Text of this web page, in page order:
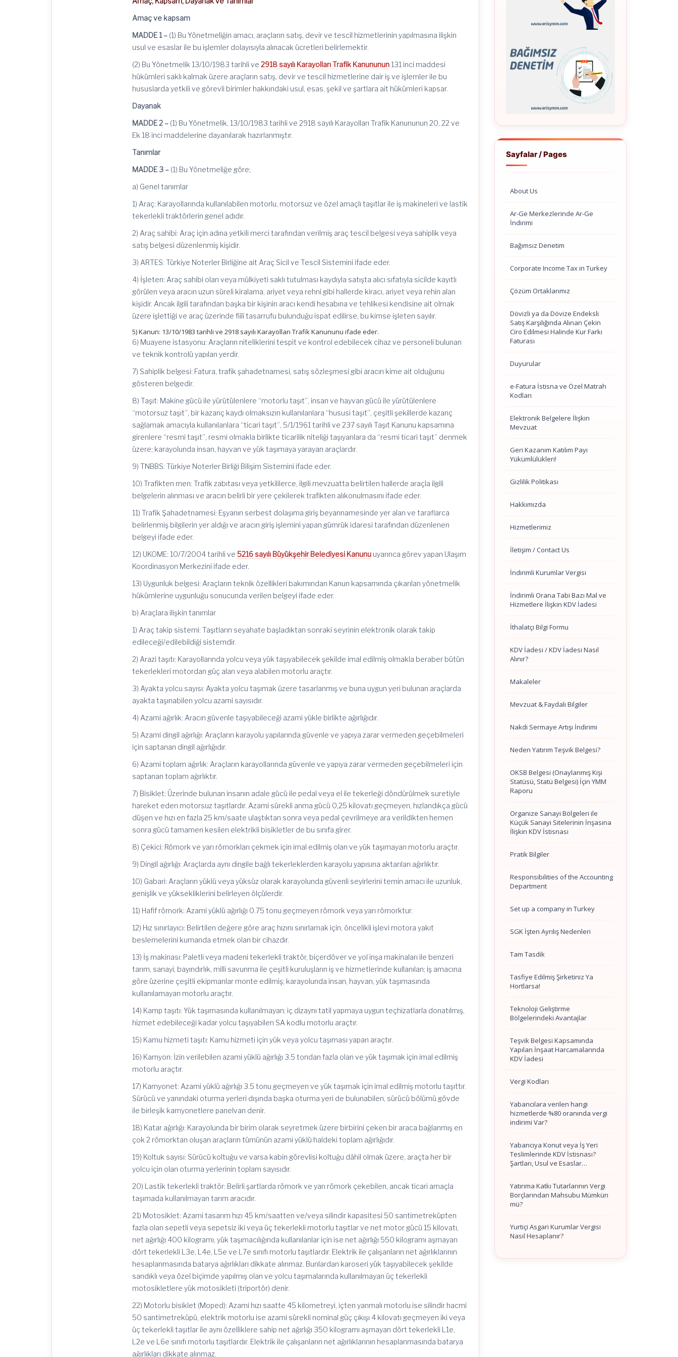
Amaç ve kapsam
MADDE 1 – (1) Bu Yönetmeliğin amacı, araçların satış, devir ve tescil hizmetlerinin yapılmasına ilişkin
usul ve esaslar ile bu işlemler dolayısıyla alınacak ücretleri belirlemektir.
(2) Bu Yönetmelik 13/10/1983 tarihli ve2918 sayılı Karayolları Trafik Kanununun 131 inci maddesi
hükümleri saklı kalmak üzere araçların satış, devir ve tescil hizmetlerine dair iş ve işlemler ile bu
hususlarda yetkili ve görevli birimler hakkındaki usul, esas, şekil ve şartlara ait hükümleri kapsar.
Dayanak
MADDE 2 – (1) Bu Yönetmelik, 13/10/1983 tarihli ve 2918 sayılı Karayolları Trafik Kanununun 20, 22 ve
Ek 18 inci maddelerine dayanılarak hazırlanmıştır.
Tanımlar
MADDE 3 – (1) Bu Yönetmeliğe göre;
a) Genel tanımlar
1) Araç: Karayollarında kullanılabilen motorlu, motorsuz ve özel amaçlı taşıtlar ile iş makineleri ve lastik
tekerlekli traktörlerin genel adıdır.
2) Araç sahibi: Araç için adına yetkili merci tarafından verilmiş araç tescil belgesi veya sahiplik veya
satış belgesi düzenlenmiş kişidir.
3) ARTES: Türkiye Noterler Birliğine ait Araç Sicil ve Tescil Sistemini ifade eder.
4) İşleten: Araç sahibi olan veya mülkiyeti saklı tutulması kaydıyla satışta alıcı sıfatıyla sicilde kayıtlı
görülen veya aracın uzun süreli kiralama, ariyet veya rehni gibi hallerde kiracı, ariyet veya rehin alan
kişidir. Ancak ilgili tarafından başka bir kişinin aracı kendi hesabına ve tehlikesi kendisine ait olmak
üzere işlettiği ve araç üzerinde fiilî tasarrufu bulunduğu ispat edilirse, bu kimse işleten sayılır.
5) Kanun: 13/10/1983 tarihli ve 2918 sayılı Karayolları Trafik Kanununu ifade eder.
6) Muayene istasyonu: Araçların niteliklerini tespit ve kontrol edebilecek cihaz ve personeli bulunan
ve teknik kontrolü yapılan yerdir.
7) Sahiplik belgesi: Fatura, trafik şahadetnamesi, satış sözleşmesi gibi aracın kime ait olduğunu
gösteren belgedir.
8) Taşıt: Makine gücü ile yürütülenlere “motorlu taşıt”, insan ve hayvan gücü ile yürütülenlere
“motorsuz taşıt”, bir kazanç kaydı olmaksızın kullanılanlara “hususi taşıt”, çeşitli şekillerde kazanç
sağlamak amacıyla kullanılanlara “ticari taşıt”, 5/1/1961 tarihli ve 237 sayılı Taşıt Kanunu kapsamına
girenlere “resmi taşıt”, resmi olmakla birlikte ticarilik niteliği taşıyanlara da “resmi ticari taşıt” denmek
üzere; karayolunda insan, hayvan ve yük taşımaya yarayan araçlardır.
9) TNBBS: Türkiye Noterler Birliği Bilişim Sistemini ifade eder.
10) Trafikten men: Trafik zabıtası veya yetkililerce, ilgili mevzuatta belirtilen hallerde araçla ilgili
belgelerin alınması ve aracın belirli bir yere çekilerek trafikten alıkonulmasını ifade eder.
11) Trafik Şahadetnamesi: Eşyanın serbest dolaşıma giriş beyannamesinde yer alan ve taraflarca
belirlenmiş bilgilerin yer aldığı ve aracın giriş işlemini yapan gümrük idaresi tarafından düzenlenen
belgeyi ifade eder.
12) UKOME: 10/7/2004 tarihli ve5216 sayılı Büyükşehir Belediyesi Kanunu uyarınca görev yapan Ulaşım
Koordinasyon Merkezini ifade eder.
13) Uygunluk belgesi: Araçların teknik özellikleri bakımından Kanun kapsamında çıkarılan yönetmelik
hükümlerine uygunluğu sonucunda verilen belgeyi ifade eder.
b) Araçlara ilişkin tanımlar
1) Araç takip sistemi: Taşıtların seyahate başladıktan sonraki seyrinin elektronik olarak takip
edileceği/edilebildiği sistemdir.
2) Arazi taşıtı: Karayollarında yolcu veya yük taşıyabilecek şekilde imal edilmiş olmakla beraber bütün
tekerlekleri motordan güç alan veya alabilen motorlu araçtır.
3) Ayakta yolcu sayısı: Ayakta yolcu taşımak üzere tasarlanmış ve buna uygun yeri bulunan araçlarda
ayakta taşınabilen yolcu azami sayısıdır.
4) Azami ağırlık: Aracın güvenle taşıyabileceği azami yükle birlikte ağırlığıdır.
5) Azami dingil ağırlığı: Araçların karayolu yapılarında güvenle ve yapıya zarar vermeden geçebilmeleri
için saptanan dingil ağırlığıdır.
6) Azami toplam ağırlık: Araçların karayollarında güvenle ve yapıya zarar vermeden geçebilmeleri için
saptanan toplam ağırlıktır.
7) Bisiklet: Üzerinde bulunan insanın adale gücü ile pedal veya el ile tekerleği döndürülmek suretiyle
hareket eden motorsuz taşıtlardır. Azami sürekli anma gücü 0,25 kilovatı geçmeyen, hızlandıkça gücü
düşen ve hızı en fazla 25 km/saate ulaştıktan sonra veya pedal çevrilmeye ara verildikten hemen
sonra gücü tamamen kesilen elektrikli bisikletler de bu sınıfa girer.
8) Çekici: Römork ve yarı römorkları çekmek için imal edilmiş olan ve yük taşımayan motorlu araçtır.
9) Dingil ağırlığı: Araçlarda aynı dingile bağlı tekerleklerden karayolu yapısına aktarılan ağırlıktır.
10) Gabari: Araçların yüklü veya yüksüz olarak karayolunda güvenli seyirlerini temin amacı ile uzunluk,
genişlik ve yüksekliklerini belirleyen ölçülerdir.
11) Hafif römork: Azami yüklü ağırlığı 0.75 tonu geçmeyen römork veya yarı römorktur.
12) Hız sınırlayıcı: Belirtilen değere göre araç hızını sınırlamak için, öncelikli işlevi motora yakıt
beslemelerini kumanda etmek olan bir cihazdır.
13) İş makinası: Paletli veya madeni tekerlekli traktör, biçerdöver ve yol inşa makinaları ile benzeri
tarım, sanayi, bayındırlık, milli savunma ile çeşitli kuruluşların iş ve hizmetlerinde kullanılan; iş amacına
göre üzerine çeşitli ekipmanlar monte edilmiş; karayolunda insan, hayvan, yük taşımasında
kullanılamayan motorlu araçtır.
14) Kamp taşıtı: Yük taşımasında kullanılmayan; iç dizaynı tatil yapmaya uygun teçhizatlarla donatılmış,
hizmet edebileceği kadar yolcu taşıyabilen SA kodlu motorlu araçtır.
15) Kamu hizmeti taşıtı: Kamu hizmeti için yük veya yolcu taşıması yapan araçtır.
16) Kamyon: İzin verilebilen azami yüklü ağırlığı 3.5 tondan fazla olan ve yük taşımak için imal edilmiş
motorlu araçtır.
17) Kamyonet: Azami yüklü ağırlığı 3.5 tonu geçmeyen ve yük taşımak için imal edilmiş motorlu taşıttır.
Sürücü ve yanındaki oturma yerleri dışında başka oturma yeri de bulunabilen, sürücü bölümü gövde
ile birleşik kamyonetlere panelvan denir.
18) Katar ağırlığı: Karayolunda bir birim olarak seyretmek üzere birbirini çeken bir araca bağlanmış en
çok 2 römorktan oluşan araçların tümünün azami yüklü haldeki toplam ağırlığıdır.
19) Koltuk sayısı: Sürücü koltuğu ve varsa kabin görevlisi koltuğu dâhil olmak üzere, araçta her bir
yolcu için olan oturma yerlerinin toplam sayısıdır.
20) Lastik tekerlekli traktör: Belirli şartlarda römork ve yarı römork çekebilen, ancak ticari amaçla
taşımada kullanılmayan tarım aracıdır.
21) Motosiklet: Azami tasarım hızı 45 km/saatten ve/veya silindir kapasitesi 50 santimetreküpten
fazla olan sepetli veya sepetsiz iki veya üç tekerlekli motorlu taşıtlar ve net motor gücü 15 kilovatı,
net ağırlığı 400 kilogramı, yük taşımacılığında kullanılanlar için ise net ağırlığı 550 kilogramı aşmayan
dört tekerlekli L3e, L4e, L5e ve L7e sınıfı motorlu taşıtlardır. Elektrik ile çalışanların net ağırlıklarının
hesaplanmasında batarya ağırlıkları dikkate alınmaz. Bunlardan karoseri yük taşıyabilecek şekilde
sandıklı veya özel biçimde yapılmış olan ve yolcu taşımalarında kullanılmayan üç tekerlekli
motosikletlere yük motosikleti (triportör) denir.
22) Motorlu bisiklet (Moped): Azami hızı saatte 45 kilometreyi, içten yanmalı motorlu ise silindir hacmi
50 santimetreküpü, elektrik motorlu ise azami sürekli nominal güç çıkışı 4 kilovatı geçmeyen iki veya
üç tekerlekli taşıtlar ile aynı özelliklere sahip net ağırlığı 350 kilogramı aşmayan dört tekerlekli L1e,
L2e ve L6e sınıfı motorlu taşıtlardır. Elektrik ile çalışanların net ağırlıklarının hesaplanmasında batarya
ağırlıkları dikkate alınmaz.
Sayfalar / Pages
About Us
Ar-Ge Merkezlerinde Ar-Ge
İndirimi
Bağımsız Denetim
Corporate Income Tax in Turkey
Çözüm Ortaklarımız
Dövizli ya da Dövize Endeksli
Satış Karşılığında Alınan Çekin
Ciro Edilmesi Halinde Kur Farkı
Faturası
Duyurular
e-Fatura İstisna ve Özel Matrah
Kodları
Elektronik Belgelere İlişkin
Mevzuat
Geri Kazanım Katılım Payı
Yükümlülükleri!
Gizlilik Politikası
Hakkımızda
Hizmetlerimiz
İletişim / Contact Us
İndirimli Kurumlar Vergisi
İndirimli Orana Tabi Bazı Mal ve
Hizmetlere İlişkin KDV İadesi
İthalatçı Bilgi Formu
KDV İadesi / KDV İadesi Nasıl
Alınır?
Makaleler
Mevzuat & Faydalı Bilgiler
Nakdi Sermaye Artışı İndirimi
Neden Yatırım Teşvik Belgesi?
OKSB Belgesi (Onaylanmış Kişi
Statüsü, Statü Belgesi) İçin YMM
Raporu
Organize Sanayi Bölgeleri ile
Küçük Sanayi Sitelerinin İnşasına
İlişkin KDV İstisnası
Pratik Bilgiler
Responsibilities of the Accounting
Department
Set up a company in Turkey
SGK İşten Ayrılış Nedenleri
Tam Tasdik
Tasfiye Edilmiş Şirketiniz Ya
Hortlarsa!
Teknoloji Geliştirme
Bölgelerindeki Avantajlar
Teşvik Belgesi Kapsamında
Yapılan İnşaat Harcamalarında
KDV İadesi
Vergi Kodları
Yabancılara verilen hangi
hizmetlerde %80 oranında vergi
indirimi Var?
Yabancıya Konut veya İş Yeri
Teslimlerinde KDV İstisnası?
Şartları, Usul ve Esaslar…
Yatırıma Katkı Tutarlarının Vergi
Borçlarından Mahsubu Mümkün
mü?
Yurtiçi Asgari Kurumlar Vergisi
Nasıl Hesaplanır?